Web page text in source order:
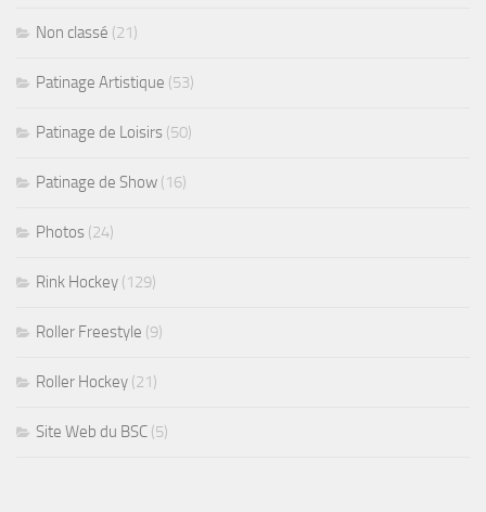
Non classé (21)
Patinage Artistique (53)
Patinage de Loisirs (50)
Patinage de Show (16)
Photos (24)
Rink Hockey (129)
Roller Freestyle (9)
Roller Hockey (21)
Site Web du BSC (5)